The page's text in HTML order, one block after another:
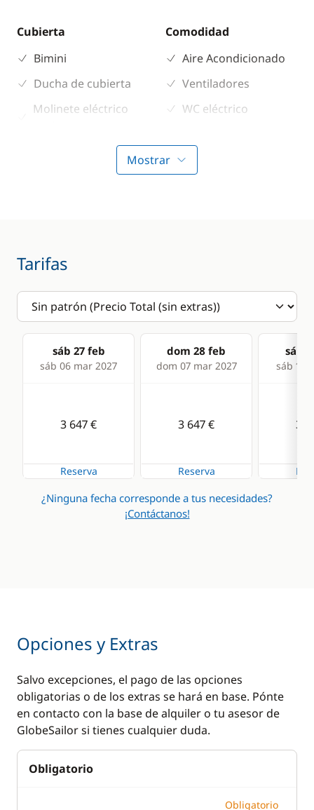
Cubierta
Bimini
Ducha de cubierta
Molinete eléctrico
Comodidad
Aire Acondicionado
Ventiladores
WC eléctrico
Microondas
Mostrar
Tarifas
sáb 27 feb
sáb 06 mar 2027
dom 28 feb
dom 07 mar 2027
sáb
sáb 13
3 647 €
Reserva
3 647 €
Reserva
3
¿Ninguna fecha corresponde a tus necesidades?
¡Contáctanos!
Opciones y Extras
Salvo excepciones, el pago de las opciones
obligatorias o de los extras se hará en base. Pónte
en contacto con la base de alquiler o tu asesor de
GlobeSailor si tienes cualquier duda.
Obligatorio
Obligatorio